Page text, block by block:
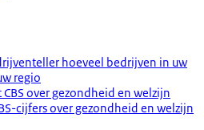
hoeveel bedrijven in uw
regio
over gezondheid en welzijn
cijfers over gezondheid en welzijn